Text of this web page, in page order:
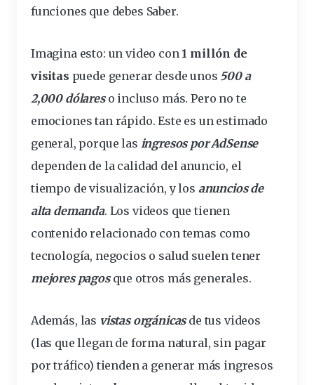
funciones que debes Saber.
Imagina esto: un video con1 millón de
visitas puede generar desde unos 500 a
2,000 dólareso incluso más. Pero no te
emociones tan rápido. Este es un estimado
general, porque las ingresospor AdSense
dependen de la calidad del anuncio, el
tiempo de visualización, y los anunciosde
alta demanda. Los videos que tienen
contenido relacionado con temas como
tecnología, negocios o salud suelen tener
mejores pagosque otros más generales.
Además, las vistas orgánicasde tus videos
(las que llegan de forma natural, sin pagar
por tráfico) tienden a generar más ingresos